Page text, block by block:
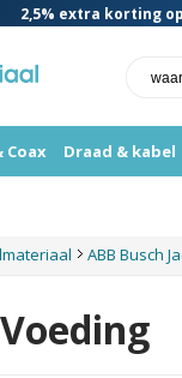
2,5% extra korting
Coax Draad & kabel
ABB Busch
Voeding